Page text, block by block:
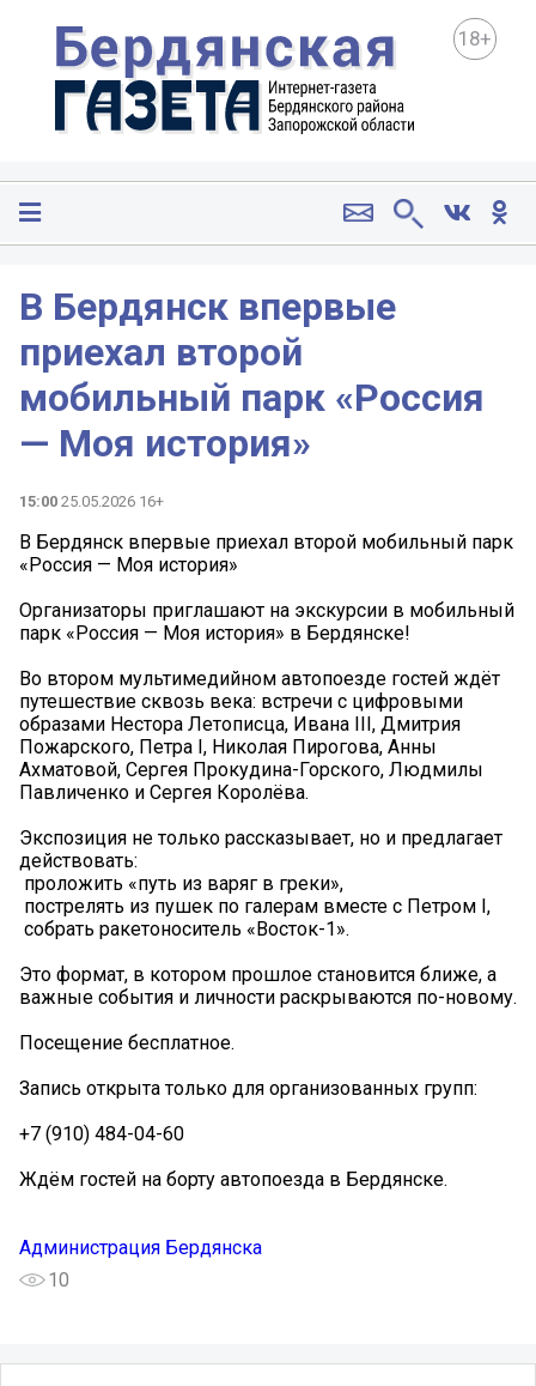
18+
В Бердянск впервые
приехал второй
мобильный парк «Россия
— Моя история»
15:00 25.05.2026 16+
В Бердянск впервые приехал второй мобильный парк
«Россия — Моя история»
Организаторы приглашают на экскурсии в мобильный
парк «Россия — Моя история» в Бердянске!
Во втором мультимедийном автопоезде гостей ждёт
путешествие сквозь века: встречи с цифровыми
образами Нестора Летописца, Ивана III, Дмитрия
Пожарского, Петра I, Николая Пирогова, Анны
Ахматовой, Сергея Прокудина-Горского, Людмилы
Павличенко и Сергея Королёва.
Экспозиция не только рассказывает, но и предлагает
действовать:
️ проложить «путь из варяг в греки»,
️ пострелять из пушек по галерам вместе с Петром I,
️ собрать ракетоноситель «Восток-1».
Это формат, в котором прошлое становится ближе, а
важные события и личности раскрываются по-новому.
Посещение бесплатное.
Запись открыта только для организованных групп:
+7 (910) 484-04-60
Ждём гостей на борту автопоезда в Бердянске.
Администрация Бердянска
10